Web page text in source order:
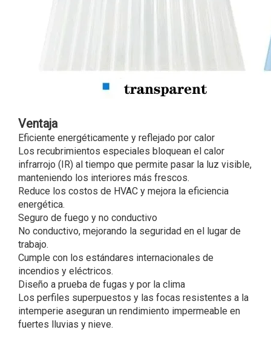
Ventaja
Eficiente energéticamente y reflejado por calor
Los recubrimientos especiales bloquean el calor
infrarrojo (IR) al tiempo que permite pasar la luz visible,
manteniendo los interiores más frescos.
Reduce los costos de HVAC y mejora la eficiencia
energética.
Seguro de fuego y no conductivo
No conductivo, mejorando la seguridad en el lugar de
trabajo.
Cumple con los estándares internacionales de
incendios y eléctricos.
Diseño a prueba de fugas y por la clima
Los perfiles superpuestos y las focas resistentes a la
intemperie aseguran un rendimiento impermeable en
fuertes lluvias y nieve.